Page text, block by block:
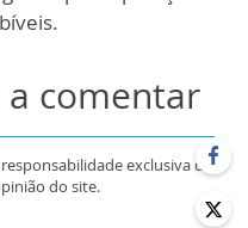
comentar
exclusiva de
do site.